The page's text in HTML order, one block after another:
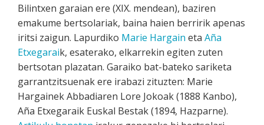
Bilintxen garaian ere (XIX. mendean), baziren
emakume bertsolariak, baina haien berririk apenas
iritsi zaigun. Lapurdiko Marie Hargain eta Aña
Etxegaraik, esaterako, elkarrekin egiten zuten
bertsotan plazatan. Garaiko bat-bateko sariketa
garrantzitsuenak ere irabazi zituzten: Marie
Hargainek Abbadiaren Lore Jokoak (1888 Kanbo),
Aña Etxegaraik Euskal Bestak (1894, Hazparne).